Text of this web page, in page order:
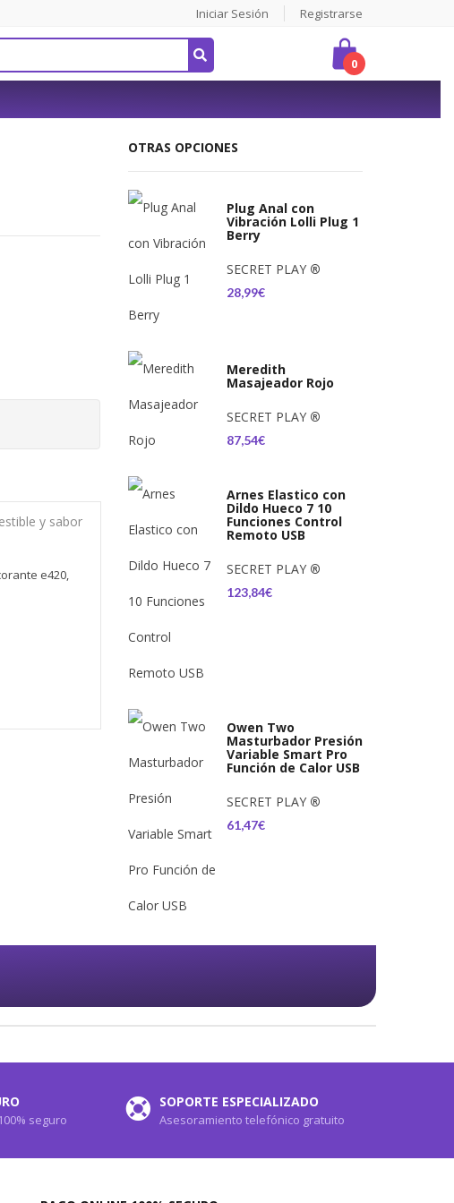
Iniciar Sesión Registrarse
0
y sabor
e420,
OTRAS OPCIONES
Plug Anal con
Vibración Lolli Plug 1
Berry
SECRET PLAY®
28,99€
Meredith
Masajeador Rojo
SECRET PLAY®
87,54€
Arnes Elastico con
Dildo Hueco 7 10
Funciones Control
Remoto USB
SECRET PLAY®
123,84€
Owen Two
Masturbador Presión
Variable Smart Pro
Función de Calor USB
SECRET PLAY®
61,47€
seguro
SOPORTE ESPECIALIZADO
Asesoramiento telefónico gratuito